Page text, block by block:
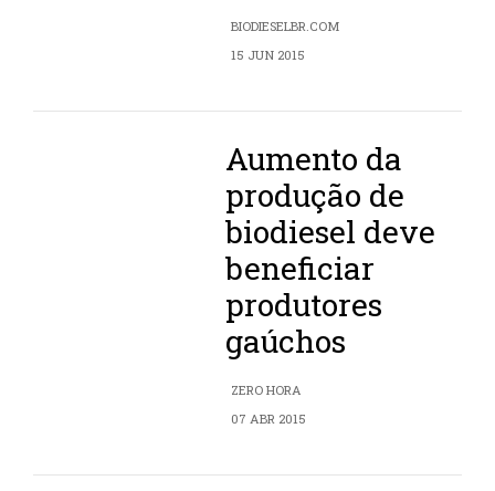
BIODIESELBR.COM
15 JUN 2015
Aumento da
produção de
biodiesel deve
beneficiar
produtores
gaúchos
ZERO HORA
07 ABR 2015